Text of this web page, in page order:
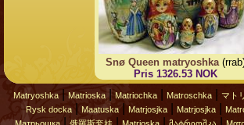
Snø Queen matryoshka
Pris 1326.53 NOK
Matryoshka| Matrioska| Matriochka| Matroschka| マト
Rysk docka| Maatuska| Matrjosjka| Matrjosjka|
Матрьошка 俄羅斯套娃 Matrjoska მატრიოშკა